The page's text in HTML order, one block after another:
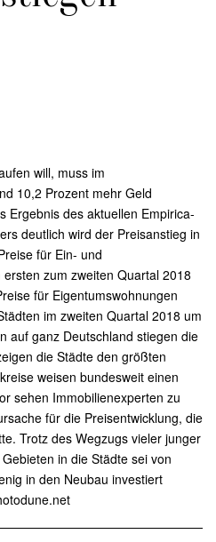
will, muss im
10,2 Prozent mehr Geld
Ergebnis des aktuellen Empirica-
deutlich wird der Preisanstieg in
für Ein- und
zum zweiten Quartal 2018
für Eigentumswohnungen
im zweiten Quartal 2018 um
auf ganz Deutschland stiegen die
die Städte den größten
weisen bundesweit einen
sehen Immobilienexperten zu
für die Preisentwicklung, die
Trotz des Wegzugs vieler junger
in die Städte sei von
in den Neubau investiert